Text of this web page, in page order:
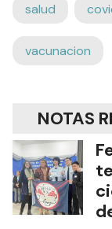
salud
vacunacion
NOTAS